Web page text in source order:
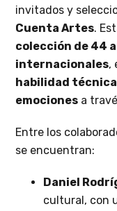
invitados y
Cuenta Artes.
colección de 44
internacionales,
habilidad
emociones a
Entre los
se encuentran:
Daniel
cultural, con